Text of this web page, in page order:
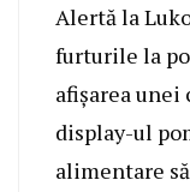
Alertă la
furturile la
afișarea
display-ul
alimentare